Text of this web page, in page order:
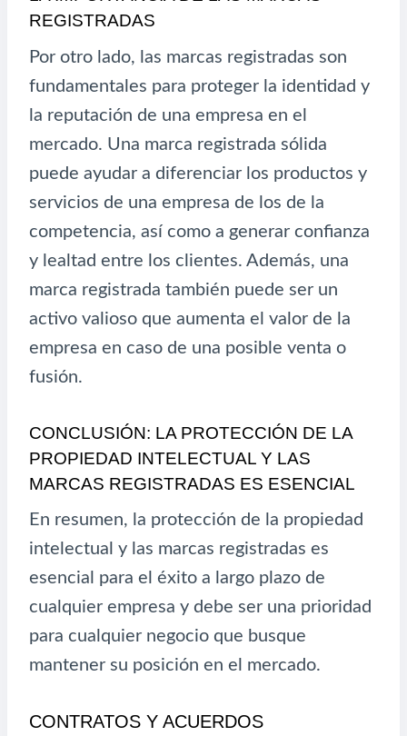
REGISTRADAS
Por otro lado, las marcas registradas son
fundamentales para proteger la identidad y
la reputación de una empresa en el
mercado. Una marca registrada sólida
puede ayudar a diferenciar los productos y
servicios de una empresa de los de la
competencia, así como a generar confianza
y lealtad entre los clientes. Además, una
marca registrada también puede ser un
activo valioso que aumenta el valor de la
empresa en caso de una posible venta o
fusión.
CONCLUSIÓN: LA PROTECCIÓN DE LA
PROPIEDAD INTELECTUAL Y LAS
MARCAS REGISTRADAS ES ESENCIAL
En resumen, la protección de la propiedad
intelectual y las marcas registradas es
esencial para el éxito a largo plazo de
cualquier empresa y debe ser una prioridad
para cualquier negocio que busque
mantener su posición en el mercado.
CONTRATOS Y ACUERDOS